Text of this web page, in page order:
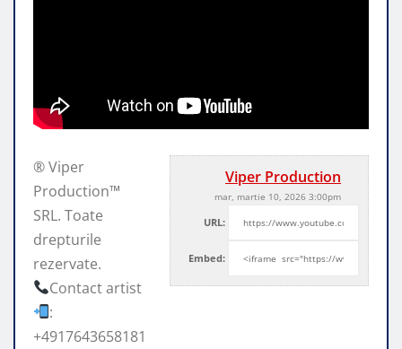
Viper Production
mar, martie 10, 2026 3:00pm
URL:
Embed:
® Viper
Production™
SRL. Toate
drepturile
rezervate.
Contact artist
:
+4917643658181